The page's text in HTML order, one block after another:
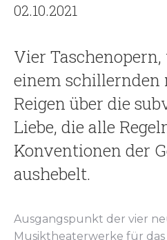
02.10.2021
Vier
einem schillernden
Reigen über die
Liebe, die alle
Konventionen der
aushebelt.
Ausgangspunkt der vier
Musiktheaterwerke für das